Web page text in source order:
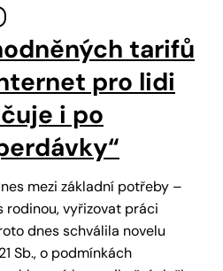
tarifů
pro lidi
i po
mezi základní potřeby –
rodinou, vyřizovat práci
dnes schválila novelu
Sb., o podmínkách